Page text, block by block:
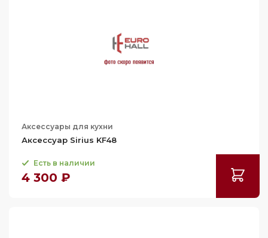
Аксессуары для кухни
Аксессуар Sirius KF48
Есть в наличии
4 300 ₽